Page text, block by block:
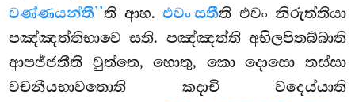
වණ්ණයන්තී’’ති ආහ. එවං සතීති එවං නිරුත්තියා
පඤ්ඤත්තිභාවෙ සති. පඤ්ඤත්ති අභිලපිතබ්බාති
ආපජ්ජතීති වුත්තෙ, හොතු, කො දොසො තස්සා
වචනීයභාවතොති කදාචි වදෙය්යාති